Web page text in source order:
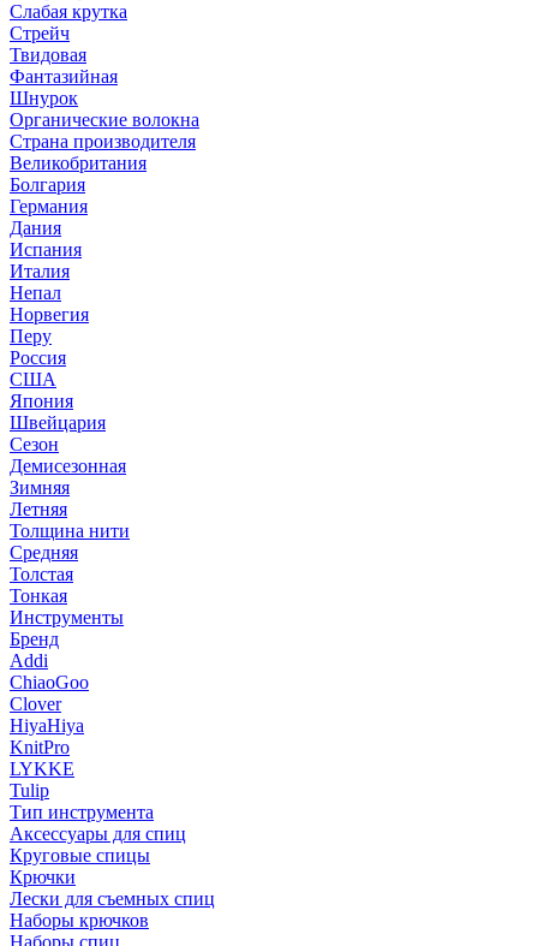
Слабая крутка
Стрейч
Твидовая
Фантазийная
Шнурок
Органические волокна
Страна производителя
Великобритания
Болгария
Германия
Дания
Испания
Италия
Непал
Норвегия
Перу
Россия
США
Япония
Швейцария
Сезон
Демисезонная
Зимняя
Летняя
Толщина нити
Средняя
Толстая
Тонкая
Инструменты
Бренд
Addi
ChiaoGoo
Clover
HiyaHiya
KnitPro
LYKKE
Tulip
Тип инструмента
Аксессуары для спиц
Круговые спицы
Крючки
Лески для съемных спиц
Наборы крючков
Наборы спиц